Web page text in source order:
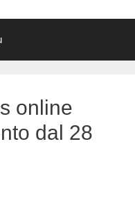
online
dal 28